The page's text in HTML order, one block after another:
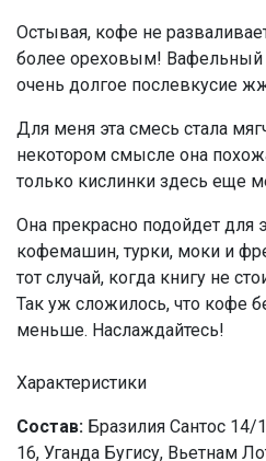
Остывая, кофе не
более ореховым! Вафельный
очень долгое послевкусие
Для меня эта смесь стала
некотором смысле она
только кислинки здесь еще
Она прекрасно подойдет для
кофемашин, турки, моки и
тот случай, когда книгу не
Так уж сложилось, что кофе
меньше. Наслаждайтесь!
Характеристики
Состав: Бразилия Сантос
16, Уганда Бугису, Вьетнам